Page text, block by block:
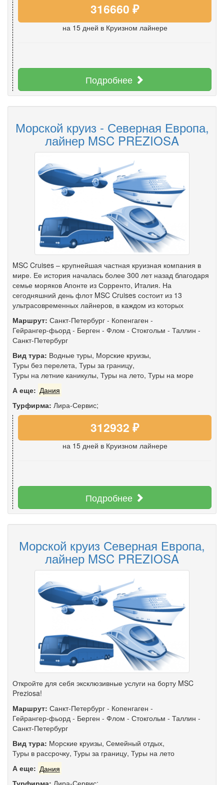
316660 ₽
на 15 дней в Круизном лайнере
Подробнее
Морской круиз - Северная Европа,
лайнер MSC PREZIOSA
MSC Cruises – крупнейшая частная круизная компания в
мире. Ее история началась более 300 лет назад благодаря
семье моряков Апонте из Сорренто, Италия. На
сегодняшний день флот MSC Cruises состоит из 13
ультрасовременных лайнеров, в каждом из которых
Маршрут: Санкт-Петербург - Копенгаген -
Гейрангер-фьорд - Берген - Флом - Стокгольм - Таллин -
Санкт-Петербург
Вид тура: Водные туры, Морские круизы,
Туры без перелета, Туры за границу,
Туры на летние каникулы, Туры на лето, Туры на море
А еще: Дания
Турфирма: Лира-Сервис;
312932 ₽
на 15 дней в Круизном лайнере
Подробнее
Морской круиз Северная Европа,
лайнер MSC PREZIOSA
Откройте для себя эксклюзивные услуги на борту MSC
Preziosa!
Маршрут: Санкт-Петербург - Копенгаген -
Гейрангер-фьорд - Берген - Флом - Стокгольм - Таллин -
Санкт-Петербург
Вид тура: Морские круизы, Семейный отдых,
Туры в рассрочку, Туры за границу, Туры на лето
А еще: Дания